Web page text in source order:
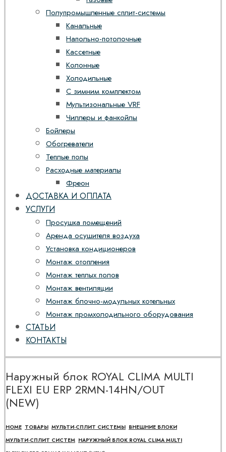
Полупромышленные сплит-системы
Канальные
Напольно-потолочные
Кассетные
Колонные
Холодильные
С зимним комплектом
Мультизональные VRF
Чиллеры и фанкойлы
Бойлеры
Обогреватели
Теплые полы
Расходные материалы
Фреон
ДОСТАВКА И ОПЛАТА
УСЛУГИ
Просушка помещений
Аренда осушителя воздуха
Установка кондиционеров
Монтаж отопления
Монтаж теплых полов
Монтаж вентиляции
Монтаж блочно-модульных котельных
Монтаж промхолодильного оборудования
СТАТЬИ
КОНТАКТЫ
Наружный блок ROYAL CLIMA MULTI
FLEXI EU ERP 2RMN-14HN/OUT
(NEW)
HOME ТОВАРЫ МУЛЬТИ-СПЛИТ СИСТЕМЫ ВНЕШНИЕ БЛОКИ
МУЛЬТИ-СПЛИТ СИСТЕМ НАРУЖНЫЙ БЛОК ROYAL CLIMA MULTI